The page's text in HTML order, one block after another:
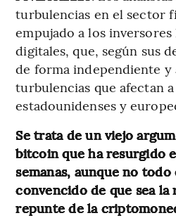
turbulencias en el sector
empujado a los
digitales, que, según sus
de forma independiente y
turbulencias que afectan
estadounidenses y
Se trata de un viejo
bitcoin que ha resurgido
semanas, aunque no
convencido de que sea
repunte de la